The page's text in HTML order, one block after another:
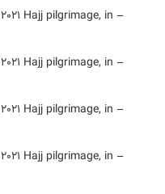
Hajj pilgrimage, in
Hajj pilgrimage, in
Hajj pilgrimage, in
Hajj pilgrimage, in